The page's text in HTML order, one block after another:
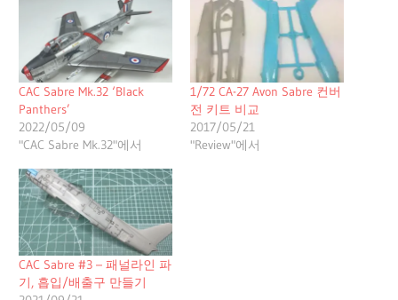
CAC Sabre Mk.32 ‘Black
Panthers’
2022/05/09
"CAC Sabre Mk.32"에서
1/72 CA-27 Avon Sabre 컨버
전 키트 비교
2017/05/21
"Review"에서
CAC Sabre #3 – 패널라인 파
기, 흡입/배출구 만들기